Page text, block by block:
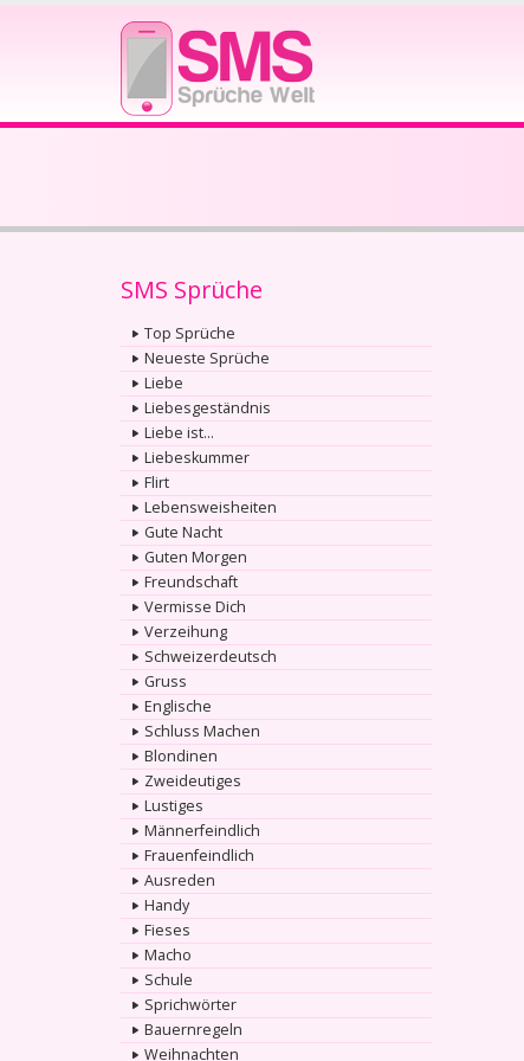
SMS Sprüche
Top Sprüche
Neueste Sprüche
Liebe
Liebesgeständnis
Liebe ist...
Liebeskummer
Flirt
Lebensweisheiten
Gute Nacht
Guten Morgen
Freundschaft
Vermisse Dich
Verzeihung
Schweizerdeutsch
Gruss
Englische
Schluss Machen
Blondinen
Zweideutiges
Lustiges
Männerfeindlich
Frauenfeindlich
Ausreden
Handy
Fieses
Macho
Schule
Sprichwörter
Bauernregeln
Weihnachten